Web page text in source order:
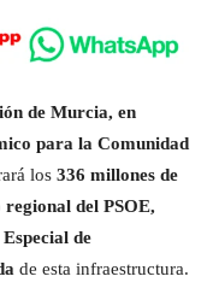
de Murcia, en
para la Comunidad
los 336 millones de
regional del PSOE,
de
de esta infraestructura.